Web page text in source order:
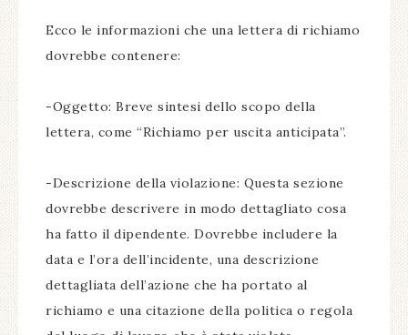
Ecco le informazioni che una lettera di richiamo
dovrebbe contenere:
-Oggetto: Breve sintesi dello scopo della
lettera, come “Richiamo per uscita anticipata”.
-Descrizione della violazione: Questa sezione
dovrebbe descrivere in modo dettagliato cosa
ha fatto il dipendente. Dovrebbe includere la
data e l’ora dell’incidente, una descrizione
dettagliata dell’azione che ha portato al
richiamo e una citazione della politica o regola